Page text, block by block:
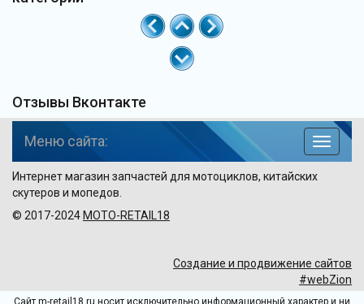
Отзывы Вконтакте
по
Меню сайта:
Интернет магазин запчастей для мотоциклов, китайских
скутеров и мопедов.
© 2017-2024 MOTO-RETAIL18
Создание и продвижение сайтов
#webZion
Сайт m-retail18.ru носит исключительно информационный характер и ни